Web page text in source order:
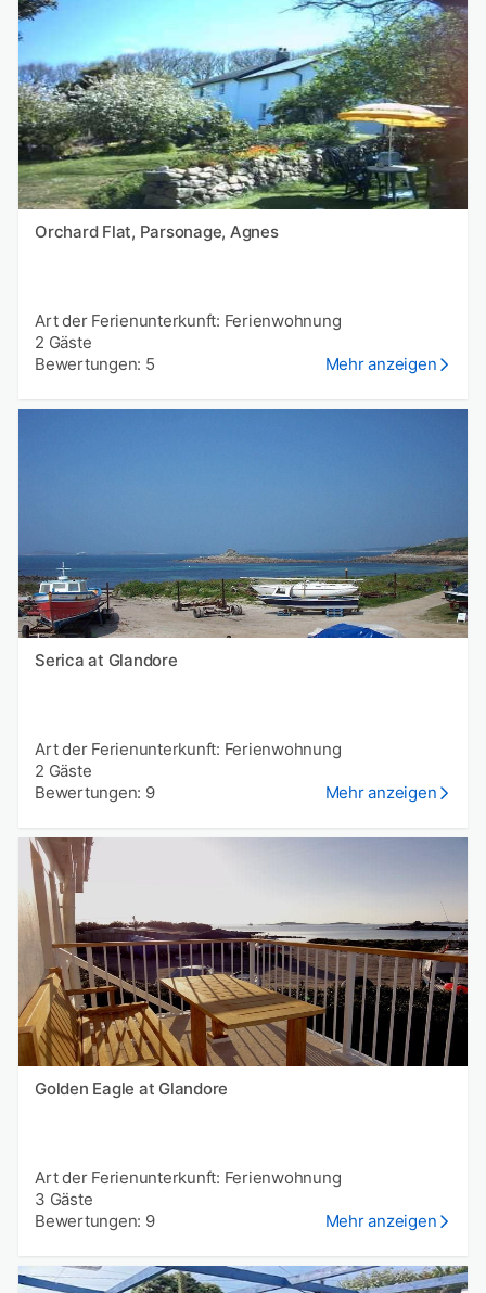
Orchard Flat, Parsonage, Agnes
Art der Ferienunterkunft: Ferienwohnung
2 Gäste
Bewertungen: 5
Mehr anzeigen
Serica at Glandore
Art der Ferienunterkunft: Ferienwohnung
2 Gäste
Bewertungen: 9
Mehr anzeigen
Golden Eagle at Glandore
Art der Ferienunterkunft: Ferienwohnung
3 Gäste
Bewertungen: 9
Mehr anzeigen